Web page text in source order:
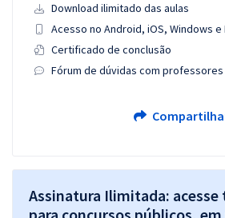
Download ilimitado das aulas
Acesso no Android, iOS, Windows e
Certificado de conclusão
Fórum de dúvidas com professores
Assinatura Ilimitada: acesse